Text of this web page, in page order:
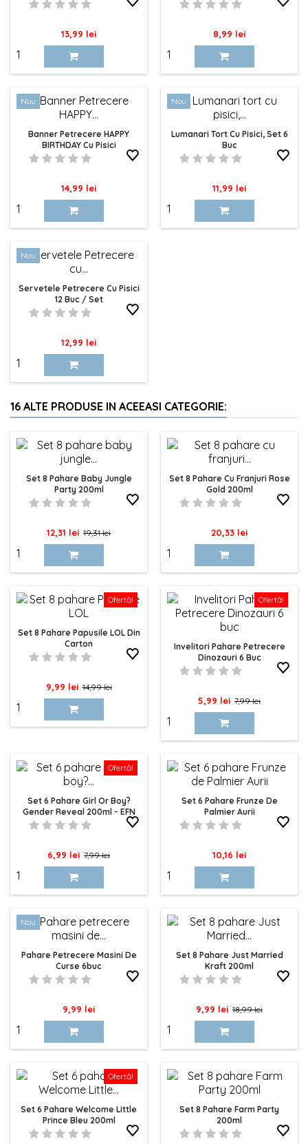
Pret
13,99 lei Pret
8,99 lei
Nou
Banner Petrecere HAPPY
BIRTHDAY Cu Pisici
Pret
14,99 lei
Nou
Lumanari Tort Cu Pisici, Set 6
Buc
Pret
11,99 lei
Nou
Servetele Petrecere Cu Pisici
12 Buc / Set
Pret
12,99 lei
16 ALTE PRODUSE IN ACEEASI CATEGORIE:
Set 8 Pahare Baby Jungle
Party 200ml
Pret
12,31 lei Pret
baza
19,31 lei
Set 8 Pahare Cu Franjuri Rose
Gold 200ml
Pret
20,33 lei
Ofertă!
Set 8 Pahare Papusile LOL Din
Carton
Pret
9,99 lei Pret
baza
14,99 lei
Ofertă!
Invelitori Pahare Petrecere
Dinozauri 6 Buc
Pret
5,99 lei Pret
baza
7,99 lei
Ofertă!
Set 6 Pahare Girl Or Boy?
Gender Reveal 200ml - EFN
Pret
6,99 lei Pret
baza
7,99 lei
Set 6 Pahare Frunze De
Palmier Aurii
Pret
10,16 lei
Nou
Pahare Petrecere Masini De
Curse 6buc
Pret
9,99 lei
Set 8 Pahare Just Married
Kraft 200ml
Pret
9,99 lei Pret
baza
18,99 lei
Ofertă!
Set 6 Pahare Welcome Little
Prince Bleu 200ml
Set 8 Pahare Farm Party
200ml